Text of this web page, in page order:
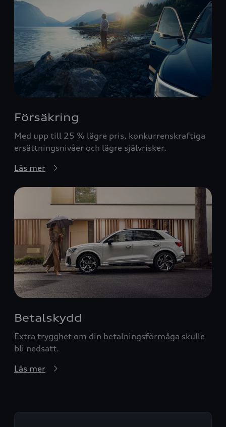
Försäkring
Med upp till 25 % lägre pris, konkurrenskraftiga
ersättningsnivåer och lägre självrisker.
Läs mer
Betalskydd
Extra trygghet om din betalningsförmåga skulle
bli nedsatt.
Läs mer